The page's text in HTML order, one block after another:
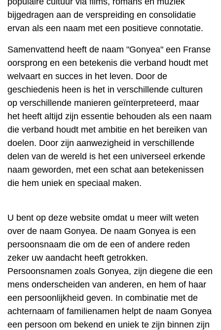
bijgedragen aan de verspreiding en consolidatie
ervan als een naam met een positieve connotatie.
Samenvattend heeft de naam "Gonyea" een Franse
oorsprong en een betekenis die verband houdt met
welvaart en succes in het leven. Door de
geschiedenis heen is het in verschillende culturen
op verschillende manieren geïnterpreteerd, maar
het heeft altijd zijn essentie behouden als een naam
die verband houdt met ambitie en het bereiken van
doelen. Door zijn aanwezigheid in verschillende
delen van de wereld is het een universeel erkende
naam geworden, met een schat aan betekenissen
die hem uniek en speciaal maken.
U bent op deze website omdat u meer wilt weten
over de naam Gonyea. De naam Gonyea is een
persoonsnaam die om de een of andere reden
zeker uw aandacht heeft getrokken.
Persoonsnamen zoals Gonyea, zijn diegene die een
mens onderscheiden van anderen, en hem of haar
een persoonlijkheid geven. In combinatie met de
achternaam of familienamen helpt de naam Gonyea
een persoon om bekend en uniek te zijn binnen zijn